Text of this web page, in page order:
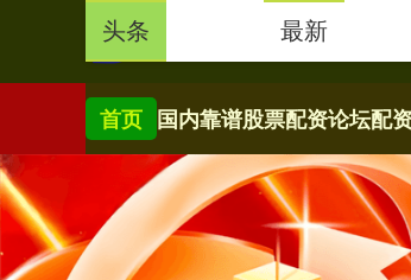
首页 国内靠谱股票配资论坛配
头条 最新